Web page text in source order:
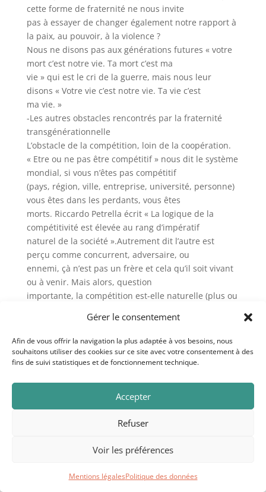
Gérer le consentement
Afin de vous offrir la navigation la plus adaptée à vos besoins, nous
souhaitons utiliser des cookies sur ce site avec votre consentement à des
fins de suivi statistiques et de fonctionnement technique.
Accepter
Refuser
Voir les préférences
Mentions légalesPolitique des données
cette forme de fraternité ne nous invite
pas à essayer de changer également notre rapport à
la paix, au pouvoir, à la violence ?
Nous ne disons pas aux générations futures « votre
mort c’est notre vie. Ta mort c’est ma
vie » qui est le cri de la guerre, mais nous leur
disons « Votre vie c’est notre vie. Ta vie c’est
ma vie. »
-Les autres obstacles rencontrés par la fraternité
transgénérationnelle
L’obstacle de la compétition, loin de la coopération.
« Etre ou ne pas être compétitif » nous dit le système
mondial, si vous n’êtes pas compétitif
(pays, région, ville, entreprise, université, personne)
vous êtes dans les perdants, vous êtes
morts. Riccardo Petrella écrit « La logique de la
compétitivité est élevée au rang d’impératif
naturel de la société ».Autrement dit l’autre est
perçu comme concurrent, adversaire, ou
ennemi, çà n’est pas un frère et cela qu’il soit vivant
ou à venir. Mais alors, question
importante, la compétition est-elle naturelle (plus ou
un produit de l’histoire(plus ou moins modifiable) ?
Finalement ceux et celles qui pensent
qu’elle est historique, qu’il y a des compétitions liées
aux périodes et aux sociétés, que le
omniprésente, affirment que les solidarités, les
coopérations, les biens communs, les « vivre
ensemble », constitutifs des fraternités,
compétition et d’agressivité ne doit-elle
pas être remise en cause par une conscience
pacifique, juste, écologique de la fraternité ?